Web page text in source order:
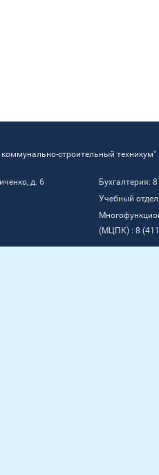
строительный техникум"
д. 6
Бухгалтерия:
Учебный
(МЦПК) : 8